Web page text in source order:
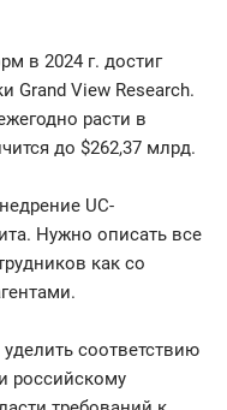
в 2024 г. достиг
Grand View Research.
расти в
до $262,37 млрд.
UC-
Нужно описать все
как со
соответствию
российскому